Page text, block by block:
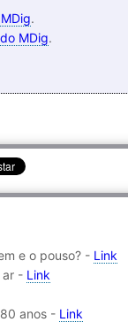
.
MDig.
e o pouso? - Link
ar - Link
anos - Link